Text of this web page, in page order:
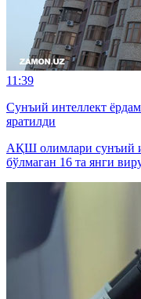
11:39
Сунъий интеллект
яратилди
АҚШ олимлари сунъий
бўлмаган 16 та янги